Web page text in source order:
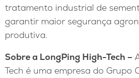
tratamento industrial de
garantir maior segurança
produtiva.
Sobre a LongPing High-Tech –
Tech é uma empresa do Grupo